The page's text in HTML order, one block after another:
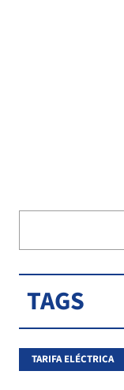
TAGS
TARIFA ELÉCTRICA